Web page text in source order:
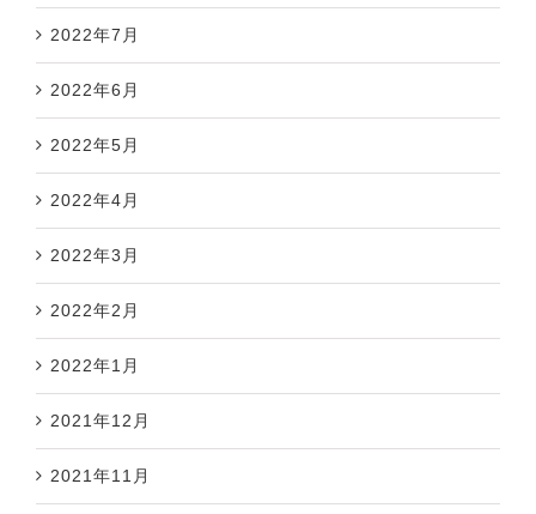
2022年7月
2022年6月
2022年5月
2022年4月
2022年3月
2022年2月
2022年1月
2021年12月
2021年11月